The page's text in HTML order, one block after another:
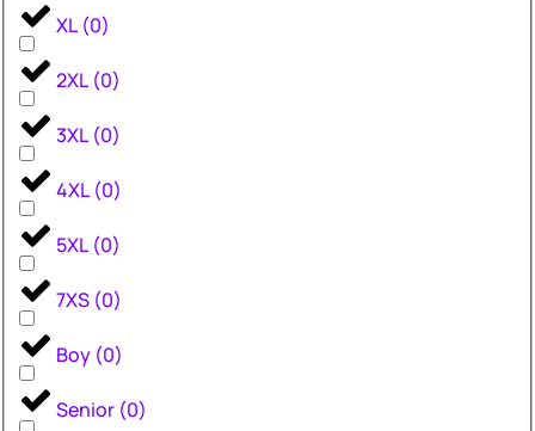
XL (0)
2XL (0)
3XL (0)
4XL (0)
5XL (0)
7XS (0)
Boy (0)
Senior (0)